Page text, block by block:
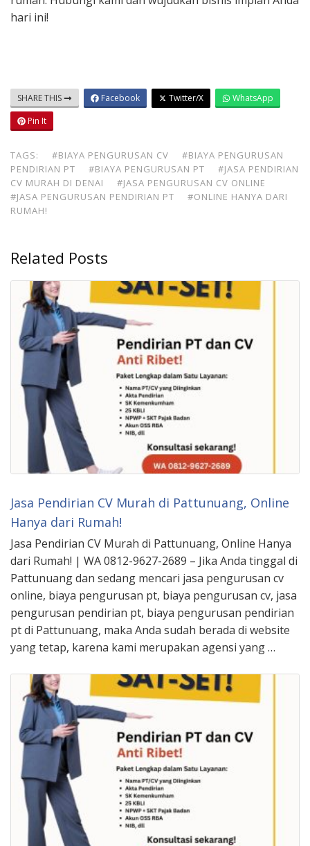
hari ini!
SHARE THIS Facebook Twitter/X
WhatsApp
Pin It
TAGS: #BIAYA PENGURUSAN CV
#BIAYA PENGURUSAN
PENDIRIAN PT
#BIAYA PENGURUSAN PT
#JASA PENDIRIAN
CV MURAH DI DENAI
#JASA PENGURUSAN CV ONLINE
#JASA PENGURUSAN PENDIRIAN PT
#ONLINE HANYA DARI
RUMAH!
Related Posts
Jasa Pendirian CV Murah di Pattunuang, Online
Hanya dari Rumah!
Jasa Pendirian CV Murah di Pattunuang, Online Hanya
dari Rumah! | WA 0812-9627-2689 – Jika Anda tinggal di
Pattunuang dan sedang mencari jasa pengurusan cv
online, biaya pengurusan pt, biaya pengurusan cv, jasa
pengurusan pendirian pt, biaya pengurusan pendirian
pt di Pattunuang, maka Anda sudah berada di website
yang tetap, karena kami merupakan agensi yang …